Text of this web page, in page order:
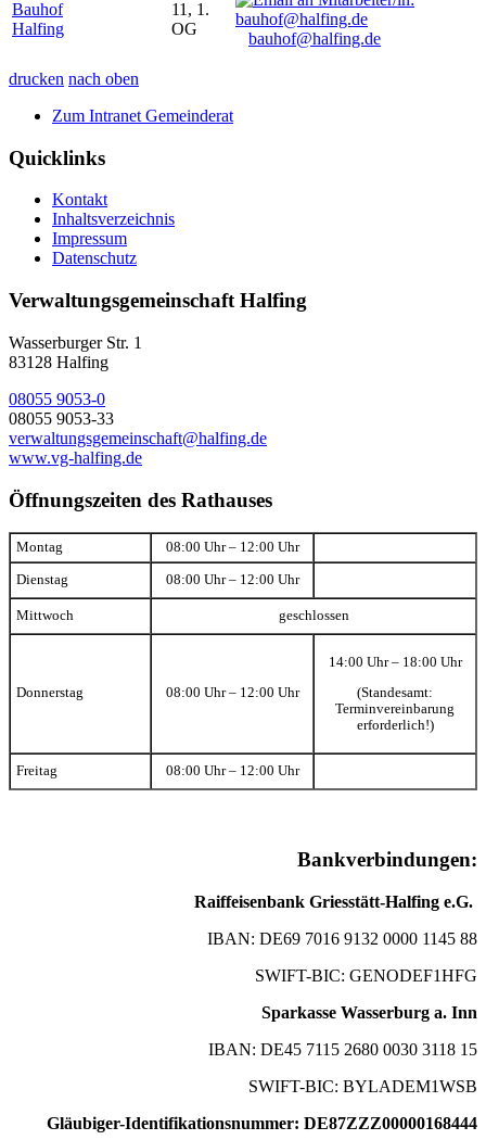
Bauhof
Halfing
11, 1.
OG
bauhof@halfing.de
drucken nach oben
Zum Intranet Gemeinderat
Quicklinks
Kontakt
Inhaltsverzeichnis
Impressum
Datenschutz
Verwaltungsgemeinschaft Halfing
Wasserburger Str. 1
83128 Halfing
08055 9053-0
08055 9053-33
verwaltungsgemeinschaft@halfing.de
www.vg-halfing.de
Öffnungszeiten des Rathauses
Montag 08:00 Uhr – 12:00 Uhr
Dienstag 08:00 Uhr – 12:00 Uhr
Mittwoch geschlossen
Donnerstag 08:00 Uhr – 12:00 Uhr
14:00 Uhr – 18:00 Uhr
(Standesamt:
Terminvereinbarung
erforderlich!)
Freitag 08:00 Uhr – 12:00 Uhr
Bankverbindungen:
Raiffeisenbank Griesstätt-Halfing e.G.
IBAN: DE69 7016 9132 0000 1145 88
SWIFT-BIC: GENODEF1HFG
Sparkasse Wasserburg a. Inn
IBAN: DE45 7115 2680 0030 3118 15
SWIFT-BIC: BYLADEM1WSB
Gläubiger-Identifikationsnummer: DE87ZZZ00000168444